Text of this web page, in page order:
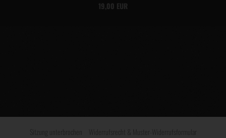
19,00 EUR